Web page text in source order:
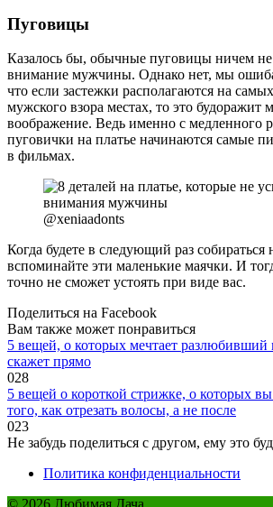
Пуговицы
Казалось бы, обычные пуговицы ничем
внимание мужчины. Однако нет, мы
что если застежки располагаются на
мужского взора местах, то это будоражит
воображение. Ведь именно с медленного
пуговички на платье начинаются самые
в фильмах.
@xeniaadonts
Когда будете в следующий раз собираться
вспоминайте эти маленькие маячки. И
точно не сможет устоять при виде вас.
Поделиться на Facebook
Вам также может понравиться
5 вещей, о которых мечтает
скажет прямо
028
5 вещей о короткой стрижке, о которых
того, как отрезать волосы, а не после
023
Не забудь поделиться с другом, ему это
Политика конфиденциальности